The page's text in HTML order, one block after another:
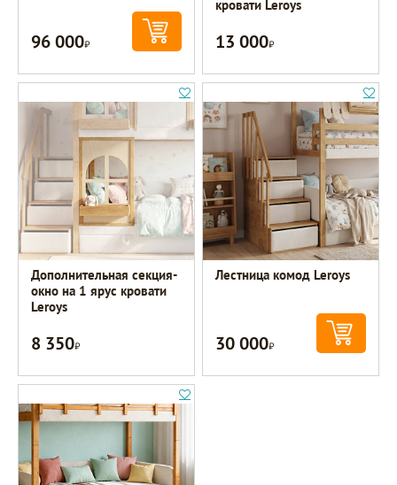
96 000Р
кровати Leroys
13 000Р
Дополнительная секция-
окно на 1 ярус кровати
Leroys
8 350Р
Лестница комод Leroys
30 000Р